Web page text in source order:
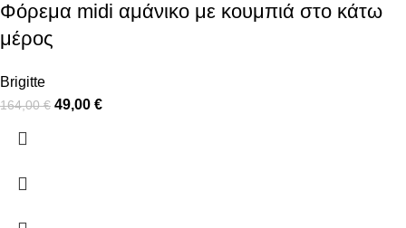
Φόρεμα midi αμάνικο με κουμπιά στο κάτω
μέρος
Brigitte
164,00€ 49,00 €